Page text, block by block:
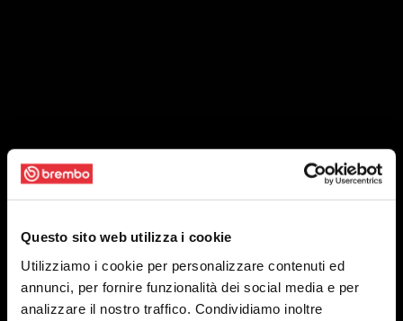
Questo sito web utilizza i cookie
Utilizziamo i cookie per personalizzare contenuti ed
annunci, per fornire funzionalità dei social media e per
analizzare il nostro traffico. Condividiamo inoltre